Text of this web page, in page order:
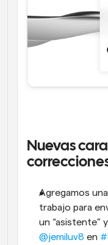
Nuevas
Agregamos
trabajo para
@jemiluv8 en